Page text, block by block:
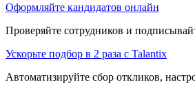
Оформляйте кандидатов онлайн
Проверяйте сотрудников и
Ускорьте подбор в 2 раза с Talantix
Автоматизируйте сбор откликов,